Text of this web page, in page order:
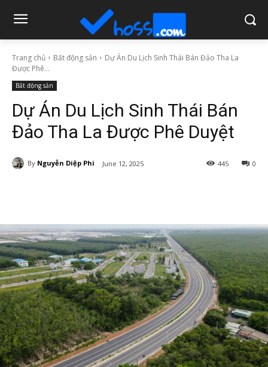
Trang chủ Bất động sản
Dự Án Du Lịch Sinh Thái Bán Đảo Tha La
Được Phê...
Bất động sản
Dự Án Du Lịch Sinh Thái Bán
Đảo Tha La Được Phê Duyệt
By Nguyễn Diệp Phi June 12, 2025 0
445